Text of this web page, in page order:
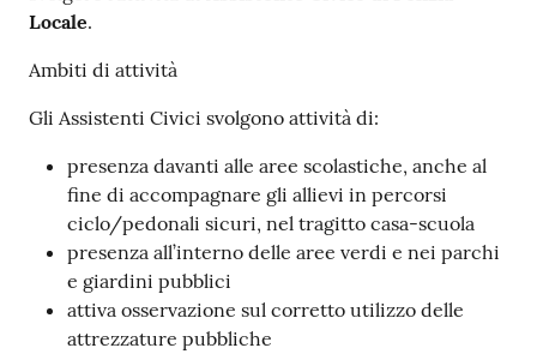
Locale.
Ambiti di attività
Gli Assistenti Civici svolgono attività di:
presenza davanti alle aree scolastiche, anche al
fine di accompagnare gli allievi in percorsi
ciclo/pedonali sicuri, nel tragitto casa-scuola
presenza all’interno delle aree verdi e nei parchi
e giardini pubblici
attiva osservazione sul corretto utilizzo delle
attrezzature pubbliche